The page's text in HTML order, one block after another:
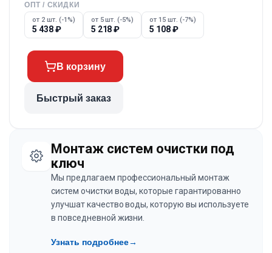
ОПТ / СКИДКИ
от 2 шт. (-1%)
5 438₽
от 5 шт. (-5%)
5 218₽
от 15 шт. (-7%)
5 108₽
В корзину
Быстрый заказ
Монтаж систем очистки под
ключ
Мы предлагаем профессиональный монтаж
систем очистки воды, которые гарантированно
улучшат качество воды, которую вы используете
в повседневной жизни.
Узнать подробнее→